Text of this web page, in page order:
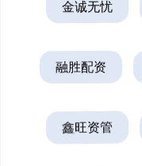
金诚无忧
融胜配资
鑫旺资管